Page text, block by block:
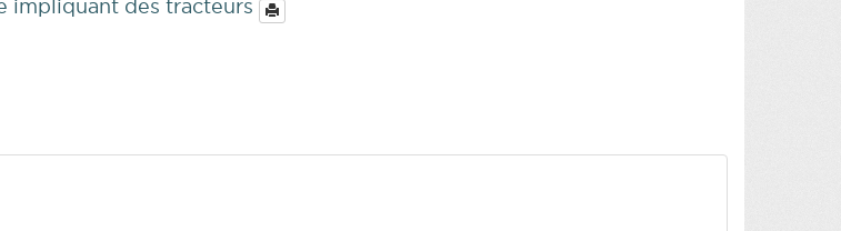
impliquant des tracteurs